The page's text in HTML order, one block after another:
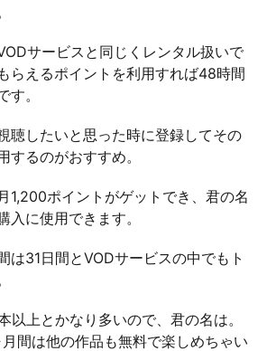
サービスと同じくレンタル扱いで
らえるポイントを利用すれば48時間
す。
聴したいと思った時に登録してその
するのがおすすめ。
1,200ポイントがゲットでき、君の名
入に使用できます。
は31日間とVODサービスの中でもト
以上とかなり多いので、君の名は。
間は他の作品も無料で楽しめちゃい